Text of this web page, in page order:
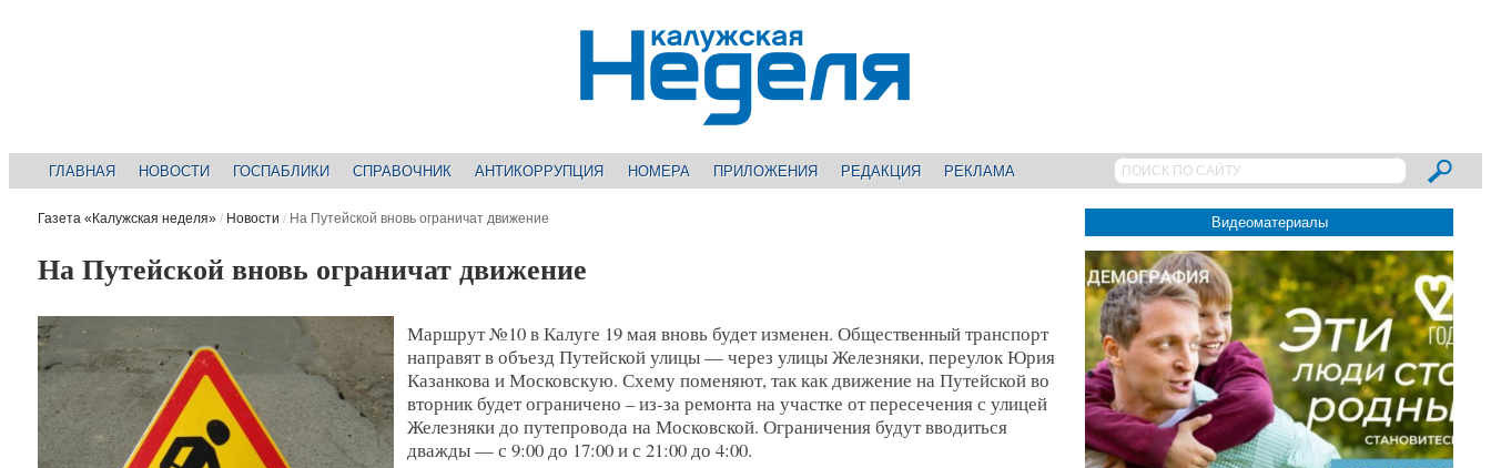
ГЛАВНАЯ НОВОСТИ ГОСПАБЛИКИ СПРАВОЧНИК АНТИКОРРУПЦИЯ НОМЕРА ПРИЛОЖЕНИЯ РЕДАКЦИЯ РЕКЛАМА
Газета «Калужская неделя» / Новости / На Путейской вновь ограничат движение
На Путейской вновь ограничат движение
Маршрут №10 в Калуге 19 мая вновь будет изменен. Общественный транспорт
направят в объезд Путейской улицы — через улицы Железняки, переулок Юрия
Казанкова и Московскую. Схему поменяют, так как движение на Путейской во
вторник будет ограничено – из-за ремонта на участке от пересечения с улицей
Железняки до путепровода на Московской. Ограничения будут вводиться
дважды — с 9:00 до 17:00 и с 21:00 до 4:00.
Видеоматериалы